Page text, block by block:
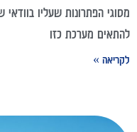
להתאים מערכת כזו
לקריאה »